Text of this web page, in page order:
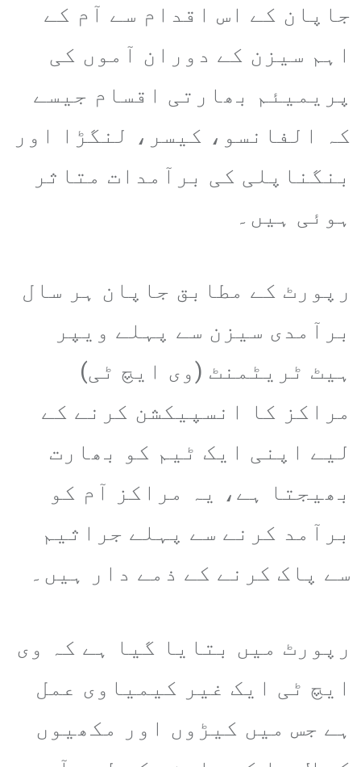
جاپان کے اس اقدام سے آم کے
اہم سیزن کے دوران آموں کی
پریمیئم بھارتی اقسام جیسے
کہ الفانسو، کیسر، لنگڑا اور
بنگناپلی کی برآمدات متاثر
ہوئی ہیں۔
رپورٹ کے مطابق جاپان ہر سال
برآمدی سیزن سے پہلے ویپر
ہیٹ ٹریٹمنٹ (وی ایچ ٹی)
مراکز کا انسپیکشن کرنے کے
لیے اپنی ایک ٹیم کو بھارت
بھیجتا ہے، یہ مراکز آم کو
برآمد کرنے سے پہلے جراثیم
سے پاک کرنے کے ذمے دار ہیں۔
رپورٹ میں بتایا گیا ہے کہ وی
ایچ ٹی ایک غیر کیمیاوی عمل
ہے جس میں کیڑوں اور مکھیوں